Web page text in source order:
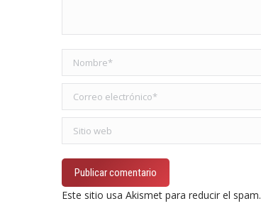
Nombre *
Correo electrónico *
Sitio web
Publicar comentario
Este sitio usa Akismet para reducir el spam.